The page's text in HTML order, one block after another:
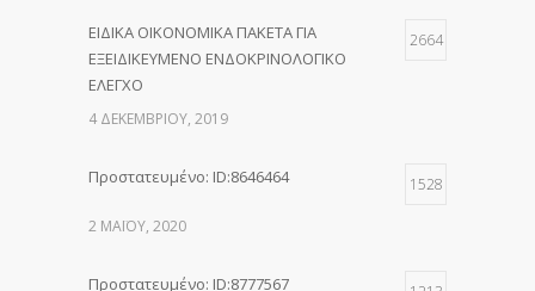
ΕΙΔΙΚΑ ΟΙΚΟΝΟΜΙΚΑ ΠΑΚΕΤΑ ΓΙΑ
ΕΞΕΙΔΙΚΕΥΜΕΝΟ ΕΝΔΟΚΡΙΝΟΛΟΓΙΚΟ
ΕΛΕΓΧΟ
2664
4 ΔΕΚΕΜΒΡΊΟΥ, 2019
Πρoστατευμένο: ID:8646464 1528
2 ΜΑΪ́ΟΥ, 2020
Πρoστατευμένο: ID:8777567